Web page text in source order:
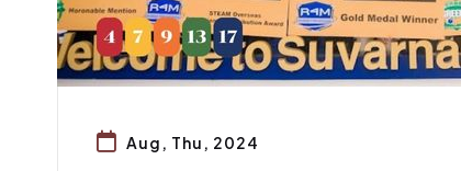
Aug, Thu, 2024